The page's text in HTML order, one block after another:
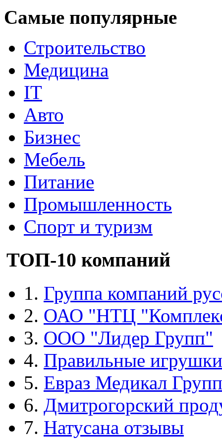
Самые популярные
Строительство
Медицина
IT
Авто
Бизнес
Мебель
Питание
Промышленность
Спорт и туризм
ТОП-10 компаний
1. Группа компаний
2. ОАО "НТЦ
3. ООО "Лидер Групп"
4. Правильные игрушки
5. Евраз Медикал Групп
6. Дмитрогорский
7. Натусана отзывы